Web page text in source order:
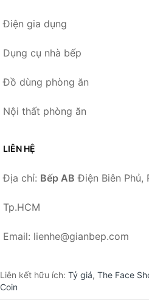
Điện gia dụng
Dụng cụ nhà bếp
Đồ dùng phòng ăn
Nội thất phòng ăn
LIÊN HỆ
Địa chỉ: Bếp AB Điện Biên Phủ,
Tp.HCM
Email: lienhe@gianbep.com
Liên kết hữu ích: Tỷ giá, The Face
Coin